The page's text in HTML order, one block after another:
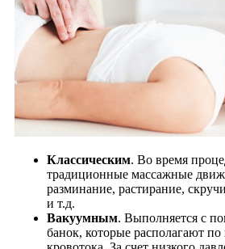
Классическим. Во время
традиционные массажные
разминание, растирание,
и т.д.
Вакуумным. Выполняется с
банок, которые располагают